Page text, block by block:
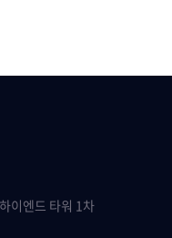
이엔드 타워 1차